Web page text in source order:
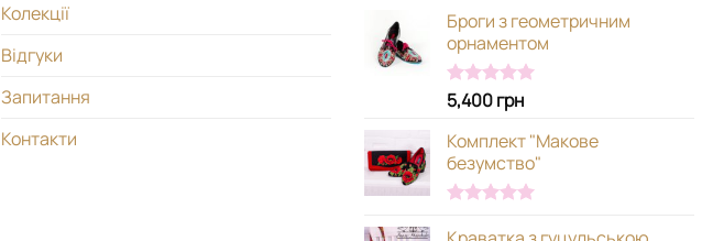
Колекції
Відгуки
Запитання
Контакти
Броги з геометричним
орнаментом
Оцінено в
з 5
5,400грн
Комплект "Макове
безумство"
5.00з 5